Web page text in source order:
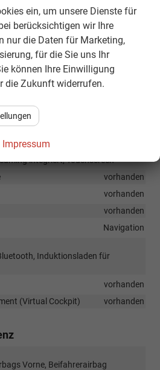
Sportsitze, Isofix Beifahrersitz
Fahrer und Beifahrer
Fahrer- und Beifahrersitz
DAB, Farbdisplay, Android Auto,
integriert, Touchscreen
vorhanden
vorhanden
vorhanden
Navigation
Induktionsladen für
vorhanden
(Virtual Cockpit)
vorhanden
Vorne, Beifahrerairbag
ein, um unsere Dienste für
berücksichtigen wir Ihre
nur die Daten für Marketing,
für die Sie uns Ihr
können Ihre Einwilligung
die Zukunft widerrufen.
Impressum